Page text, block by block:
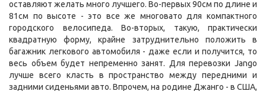
оставляют желать много лучшего. Во-первых 90см по длине и
81см по высоте - это все же многовато для компактного
городского велосипеда. Во-вторых, такую, практически
квадратную форму, крайне затруднительно положить в
багажник легкового автомобиля - даже если и получится, то
весь объем будет непременно занят. Для перевозки Jango
лучше всего класть в пространство между передними и
задними сиденьями авто. Впрочем, на родине Джанго - в США,